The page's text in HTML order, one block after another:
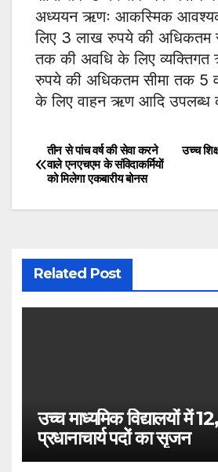
अध्ययन ऋणः आकस्मिक
लिए 3 लाख रुपये की अधिकतम
तक की अवधि के लिए
रुपये की अधिकतम सीमा तक 5
के लिए वाहन ऋण आदि उपलब्ध
Post
navigation
उच्च
तीन से पांच वर्ष की सेवा करने
वाले एनएचएम के संविदाकर्मियों
को मिलेगा एकबारीय बोनस
Related Post
उच्च माध्यमिक विद्यालयों में
प्रधानाचार्य पदों का सृजन